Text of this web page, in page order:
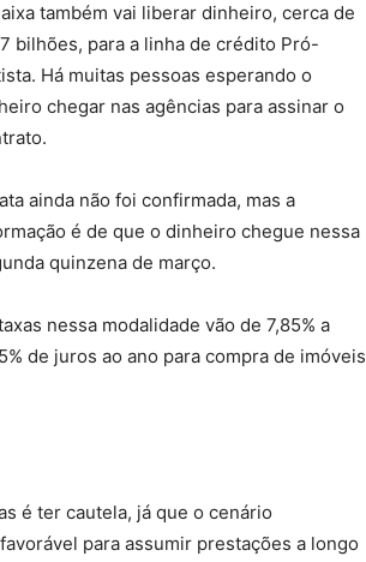
também vai liberar dinheiro, cerca de
bilhões, para a linha de crédito Pró-
Há muitas pessoas esperando o
chegar nas agências para assinar o
ainda não foi confirmada, mas a
é de que o dinheiro chegue nessa
quinzena de março.
nessa modalidade vão de 7,85% a
de juros ao ano para compra de imóveis
é ter cautela, já que o cenário
para assumir prestações a longo